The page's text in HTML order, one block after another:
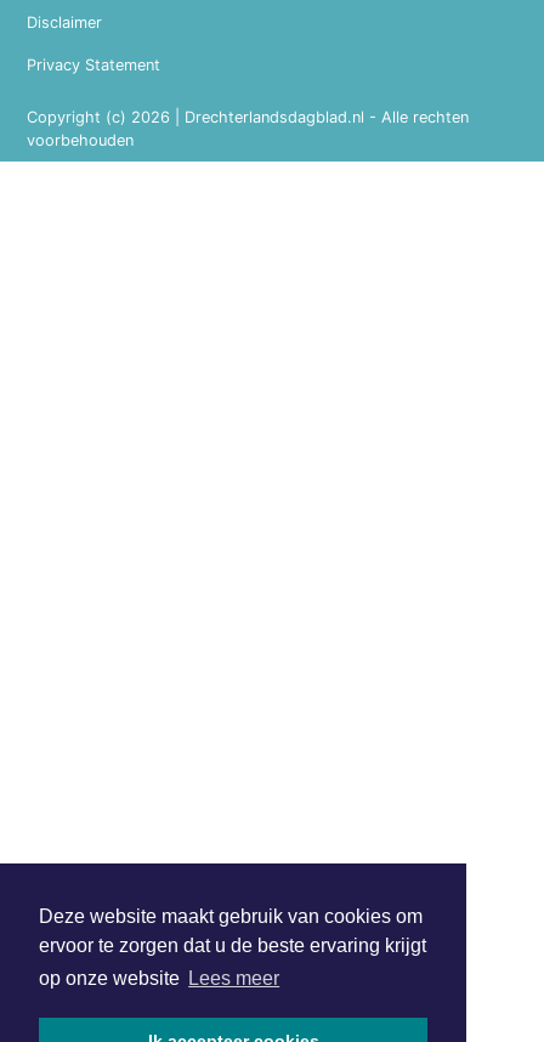
Deze website maakt gebruik van cookies om
ervoor te zorgen dat u de beste ervaring krijgt
op onze website Lees meer
Copyright (c) 2026 | Drechterlandsdagblad.nl - Alle rechten
voorbehouden
Disclaimer
Privacy Statement